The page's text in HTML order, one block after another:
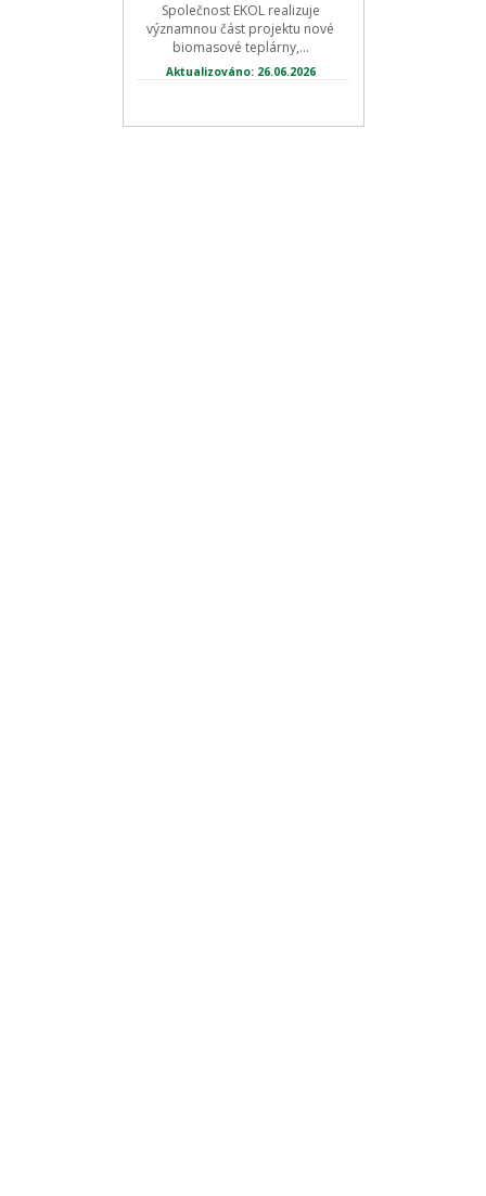
Společnost EKOL realizuje
významnou část projektu nové
biomasové teplárny,...
Aktualizováno: 26.06.2026